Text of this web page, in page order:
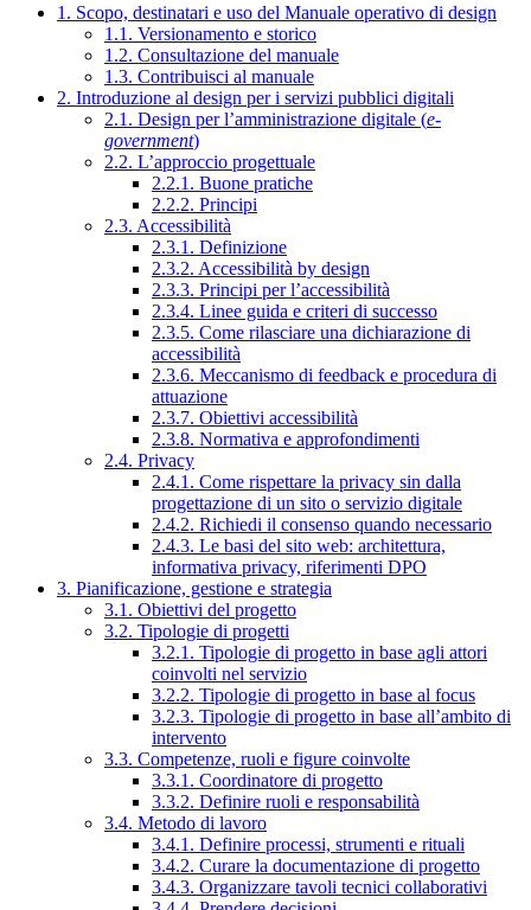
1. Scopo, destinatari e uso del Manuale operativo di design
1.1. Versionamento e storico
1.2. Consultazione del manuale
1.3. Contribuisci al manuale
2. Introduzione al design per i servizi pubblici digitali
2.1. Design per l’amministrazione digitale (e-
government)
2.2. L’approccio progettuale
2.2.1. Buone pratiche
2.2.2. Principi
2.3. Accessibilità
2.3.1. Definizione
2.3.2. Accessibilità by design
2.3.3. Principi per l’accessibilità
2.3.4. Linee guida e criteri di successo
2.3.5. Come rilasciare una dichiarazione di
accessibilità
2.3.6. Meccanismo di feedback e procedura di
attuazione
2.3.7. Obiettivi accessibilità
2.3.8. Normativa e approfondimenti
2.4. Privacy
2.4.1. Come rispettare la privacy sin dalla
progettazione di un sito o servizio digitale
2.4.2. Richiedi il consenso quando necessario
2.4.3. Le basi del sito web: architettura,
informativa privacy, riferimenti DPO
3. Pianificazione, gestione e strategia
3.1. Obiettivi del progetto
3.2. Tipologie di progetti
3.2.1. Tipologie di progetto in base agli attori
coinvolti nel servizio
3.2.2. Tipologie di progetto in base al focus
3.2.3. Tipologie di progetto in base all’ambito di
intervento
3.3. Competenze, ruoli e figure coinvolte
3.3.1. Coordinatore di progetto
3.3.2. Definire ruoli e responsabilità
3.4. Metodo di lavoro
3.4.1. Definire processi, strumenti e rituali
3.4.2. Curare la documentazione di progetto
3.4.3. Organizzare tavoli tecnici collaborativi